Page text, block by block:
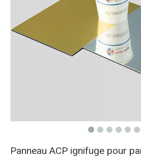
Panneau ACP ignifuge pour